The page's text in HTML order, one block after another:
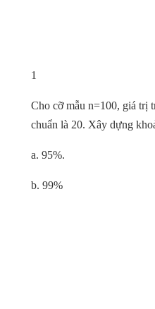
1
Cho cỡ mẫu n=100, giá trị
chuẩn là 20. Xây dựng
a. 95%.
b. 99%